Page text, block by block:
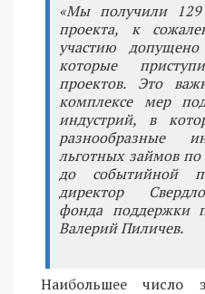
«Мы получили 129
проекта, к
участию
которые
проектов. Это
комплексе мер
индустрий, в
разнообразные
льготных займов
до событийной
директор
фонда поддержки
Валерий Пиличев.
Наибольшее число